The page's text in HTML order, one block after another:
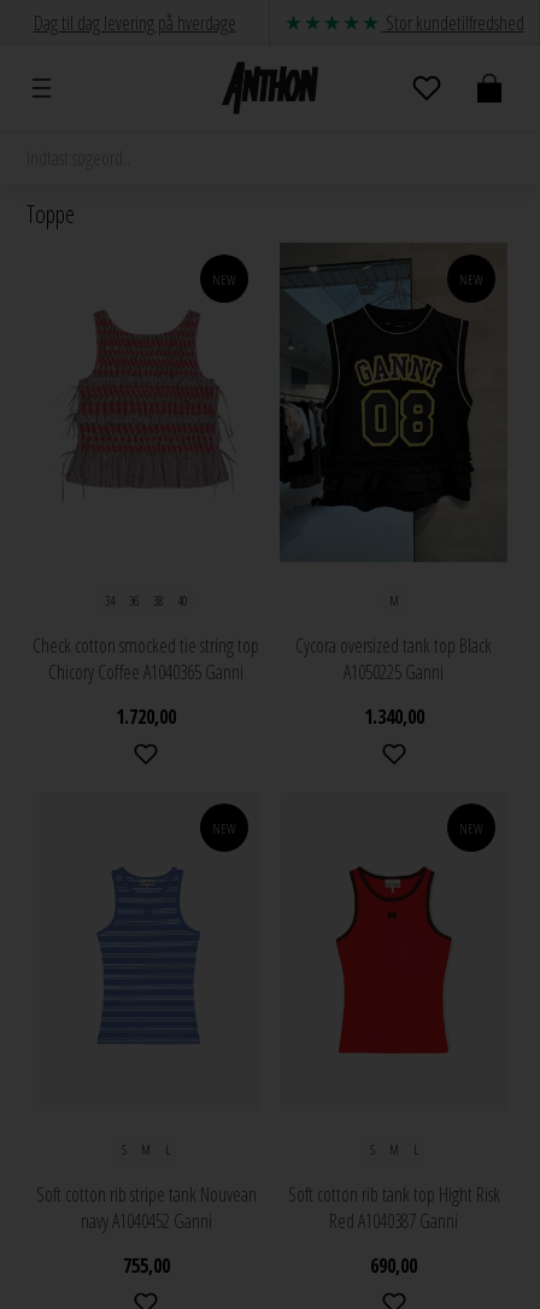
Dag til dag levering på hverdage Stor kundetilfredshed
Toppe
NEW
34 36 38 40
Check cotton smocked tie string top
Chicory Coffee A1040365 Ganni
1.720,00
NEW
M
Cycora oversized tank top Black
A1050225 Ganni
1.340,00
NEW
S M L
Soft cotton rib stripe tank Nouvean
navy A1040452 Ganni
755,00
NEW
S M L
Soft cotton rib tank top Hight Risk
Red A1040387 Ganni
690,00